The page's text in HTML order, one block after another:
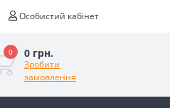
Особистий кабінет
0 0 грн.
Зробити
замовлення